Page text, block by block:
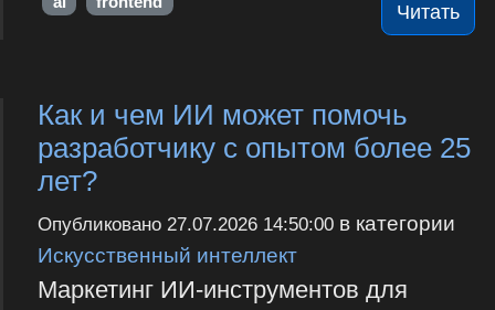
Читать
Как и чем ИИ может помочь
разработчику с опытом более 25
лет?
Опубликовано 27.07.2026 14:50:00в категории
Искусственный интеллект
Маркетинг ИИ-инструментов для